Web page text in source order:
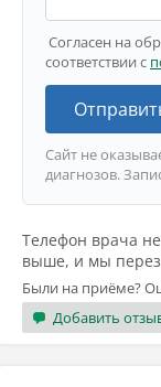
Согласен на
соответствии с
Сайт не
диагнозов.
Телефон врача
выше, и мы
Были на приёме?
Добавить